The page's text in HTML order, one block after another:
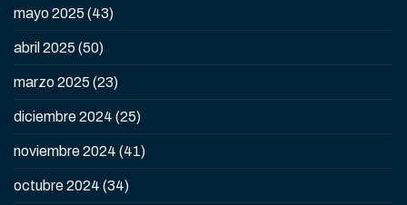
mayo 2025 (43)
abril 2025 (50)
marzo 2025 (23)
diciembre 2024 (25)
noviembre 2024 (41)
octubre 2024 (34)